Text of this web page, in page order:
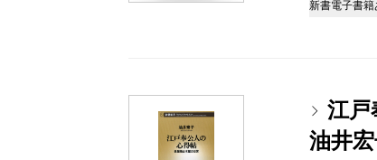
新書電子書籍
江
油井